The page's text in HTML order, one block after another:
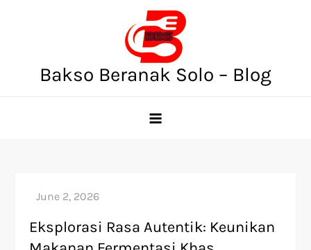
Bakso Beranak Solo – Blog
Eksplorasi Rasa Autentik: Keunikan